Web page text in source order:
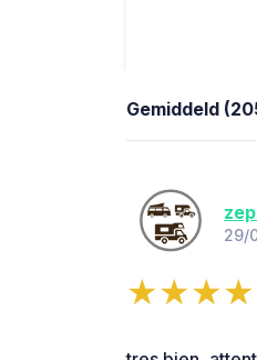
Gemiddeld
29/